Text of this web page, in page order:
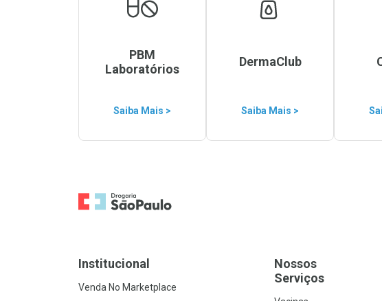
PBM
Laboratórios
Saiba Mais >
DermaClub
Saiba Mais >
Ir para a Home
Institucional
Venda No Marketplace
Nossos
Serviços